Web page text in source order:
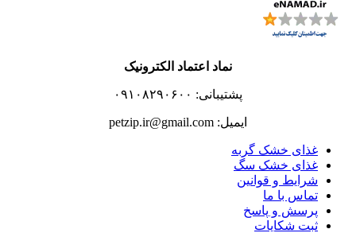
نماد اعتماد الکترونیک
پشتیبانی: ۰۹۱۰۸۲۹۰۶۰۰
ایمیل: petzip.ir@gmail.com
غذای خشک گربه
غذای خشک سگ
شرایط و قوانین
تماس با ما
پرسش و پاسخ
ثبت شکایات